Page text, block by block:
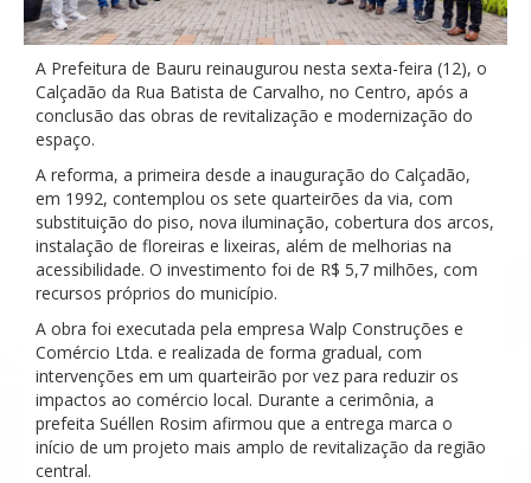
A Prefeitura de Bauru reinaugurou nesta sexta-feira (12), o
Calçadão da Rua Batista de Carvalho, no Centro, após a
conclusão das obras de revitalização e modernização do
espaço.
A reforma, a primeira desde a inauguração do Calçadão,
em 1992, contemplou os sete quarteirões da via, com
substituição do piso, nova iluminação, cobertura dos arcos,
instalação de floreiras e lixeiras, além de melhorias na
acessibilidade. O investimento foi de R$ 5,7 milhões, com
recursos próprios do município.
A obra foi executada pela empresa Walp Construções e
Comércio Ltda. e realizada de forma gradual, com
intervenções em um quarteirão por vez para reduzir os
impactos ao comércio local. Durante a cerimônia, a
prefeita Suéllen Rosim afirmou que a entrega marca o
início de um projeto mais amplo de revitalização da região
central.